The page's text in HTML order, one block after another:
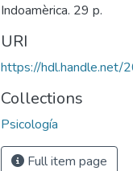
Indoamèrica. 29 p.
URI
https://
Collections
Psicología
Full item page